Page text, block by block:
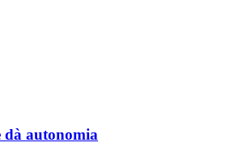
dà autonomia